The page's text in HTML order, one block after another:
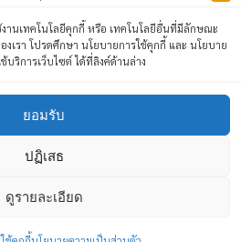
งานเทคโนโลยีคุกกี้ หรือ เทคโนโลยีอื่นที่มีลักษณะ
เรา โปรดศึกษา นโยบายการใช้คุกกี้ และ นโยบาย
ริการเว็บไซต์ ได้ที่ลิงค์ด้านล่าง
ยอมรับ
ปฏิเสธ
ดูรายละเอียด
*